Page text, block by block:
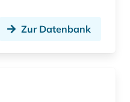
Zur Datenbank